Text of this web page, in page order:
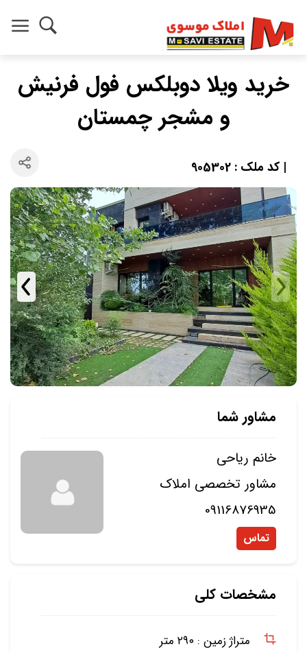
خرید ویلا دوبلکس فول فرنیش
و مشجر چمستان
| کد ملک : 905302
مشاور شما
خانم ریاحی
مشاور تخصصی املاک
09116876935
تماس
مشخصات کلی
متراژ زمین : ۲۹۰ متر